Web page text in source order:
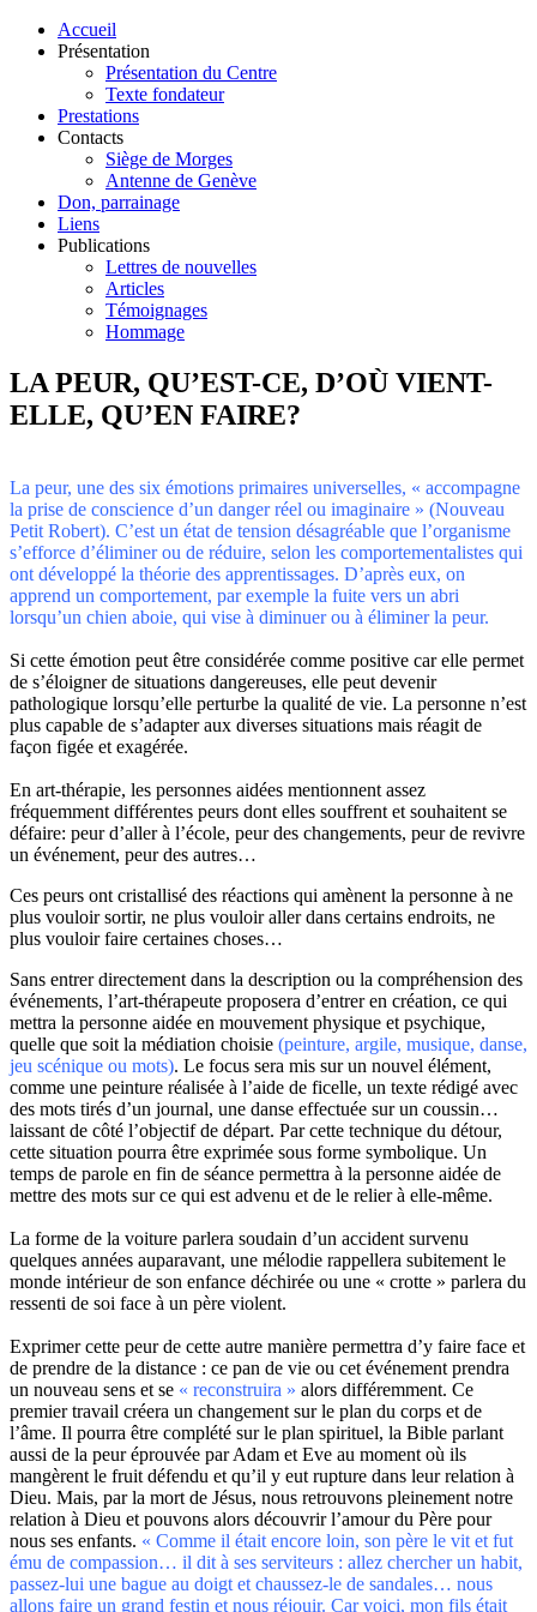
Accueil
Présentation
Présentation du Centre
Texte fondateur
Prestations
Contacts
Siège de Morges
Antenne de Genève
Don, parrainage
Liens
Publications
Lettres de nouvelles
Articles
Témoignages
Hommage
LA PEUR, QU’EST-CE, D’OÙ VIENT-
ELLE, QU’EN FAIRE?
La peur, une des six émotions primaires universelles, « accompagne
la prise de conscience d’un danger réel ou imaginaire » (Nouveau
Petit Robert). C’est un état de tension désagréable que l’organisme
s’efforce d’éliminer ou de réduire, selon les comportementalistes qui
ont développé la théorie des apprentissages. D’après eux, on
apprend un comportement, par exemple la fuite vers un abri
lorsqu’un chien aboie, qui vise à diminuer ou à éliminer la peur.
Si cette émotion peut être considérée comme positive car elle permet
de s’éloigner de situations dangereuses, elle peut devenir
pathologique lorsqu’elle perturbe la qualité de vie. La personne n’est
plus capable de s’adapter aux diverses situations mais réagit de
façon figée et exagérée.
En art-thérapie, les personnes aidées mentionnent assez
fréquemment différentes peurs dont elles souffrent et souhaitent se
défaire: peur d’aller à l’école, peur des changements, peur de revivre
un événement, peur des autres…
Ces peurs ont cristallisé des réactions qui amènent la personne à ne
plus vouloir sortir, ne plus vouloir aller dans certains endroits, ne
plus vouloir faire certaines choses…
Sans entrer directement dans la description ou la compréhension des
événements, l’art-thérapeute proposera d’entrer en création, ce qui
mettra la personne aidée en mouvement physique et psychique,
quelle que soit la médiation choisie (peinture, argile, musique, danse,
jeu scénique ou mots). Le focus sera mis sur un nouvel élément,
comme une peinture réalisée à l’aide de ficelle, un texte rédigé avec
des mots tirés d’un journal, une danse effectuée sur un coussin…
laissant de côté l’objectif de départ. Par cette technique du détour,
cette situation pourra être exprimée sous forme symbolique. Un
temps de parole en fin de séance permettra à la personne aidée de
mettre des mots sur ce qui est advenu et de le relier à elle-même.
La forme de la voiture parlera soudain d’un accident survenu
quelques années auparavant, une mélodie rappellera subitement le
monde intérieur de son enfance déchirée ou une « crotte » parlera du
ressenti de soi face à un père violent.
Exprimer cette peur de cette autre manière permettra d’y faire face et
de prendre de la distance : ce pan de vie ou cet événement prendra
un nouveau sens et se « reconstruira » alors différemment. Ce
premier travail créera un changement sur le plan du corps et de
l’âme. Il pourra être complété sur le plan spirituel, la Bible parlant
aussi de la peur éprouvée par Adam et Eve au moment où ils
mangèrent le fruit défendu et qu’il y eut rupture dans leur relation à
Dieu. Mais, par la mort de Jésus, nous retrouvons pleinement notre
relation à Dieu et pouvons alors découvrir l’amour du Père pour
nous ses enfants. « Comme il était encore loin, son père le vit et fut
ému de compassion… il dit à ses serviteurs : allez chercher un habit,
passez-lui une bague au doigt et chaussez-le de sandales… nous
allons faire un grand festin et nous réjouir. Car voici, mon fils était